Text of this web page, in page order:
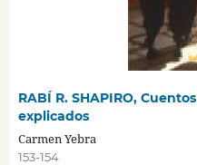
RABÍ R. SHAPIRO,
explicados
Carmen Yebra
153-154